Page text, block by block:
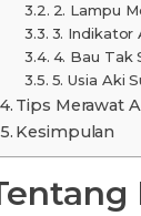
2. Lampu
3. Indikator
4. Bau Tak
5. Usia Aki
Tips Merawat
Kesimpulan